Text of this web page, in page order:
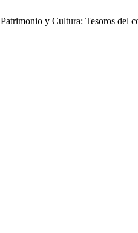
y Cultura: Tesoros del